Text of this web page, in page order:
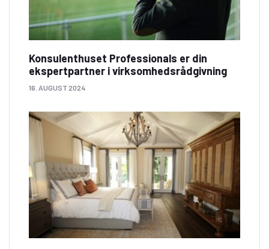
Konsulenthuset Professionals er din
ekspertpartner i virksomhedsrådgivning
16. AUGUST 2024